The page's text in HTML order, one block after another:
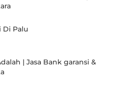
Di Palu
| Jasa Bank garansi &